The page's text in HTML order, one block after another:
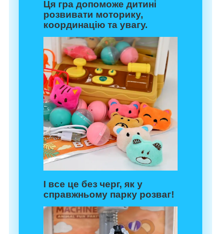
Ця гра допоможе дитині
розвивати моторику,
координацію та увагу.
І все це без черг, як у
справжньому парку розваг!